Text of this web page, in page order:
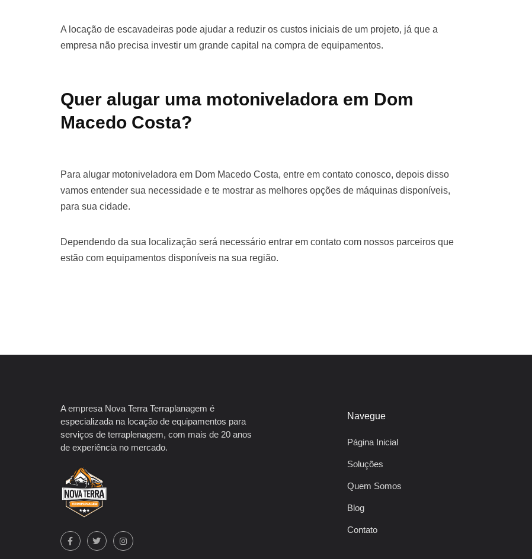
A locação de escavadeiras pode ajudar a reduzir os custos iniciais de um projeto, já que a
empresa não precisa investir um grande capital na compra de equipamentos.
Quer alugar uma motoniveladora em Dom
Macedo Costa?
Para alugar motoniveladora em Dom Macedo Costa, entre em contato conosco, depois disso
vamos entender sua necessidade e te mostrar as melhores opções de máquinas disponíveis,
para sua cidade.
Dependendo da sua localização será necessário entrar em contato com nossos parceiros que
estão com equipamentos disponíveis na sua região.
A empresa Nova Terra Terraplanagem é
especializada na locação de equipamentos para
serviços de terraplenagem, com mais de 20 anos
de experiência no mercado.
Navegue
Página Inicial
Soluções
Quem Somos
Blog
Contato